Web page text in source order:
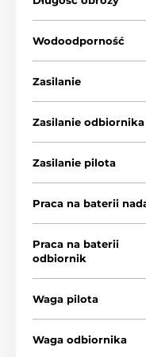
Typ
Obroża
3
i
pomocą wibracji w
poziomach, tryb
Wodoodporność
Zasilanie
Zasilanie odbiornika
Zasilanie pilota
Praca na baterii
Praca na baterii
odbiornik
Waga pilota
Waga odbiornika